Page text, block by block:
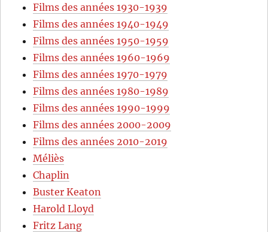
Films des années 1930-1939
Films des années 1940-1949
Films des années 1950-1959
Films des années 1960-1969
Films des années 1970-1979
Films des années 1980-1989
Films des années 1990-1999
Films des années 2000-2009
Films des années 2010-2019
Méliès
Chaplin
Buster Keaton
Harold Lloyd
Fritz Lang